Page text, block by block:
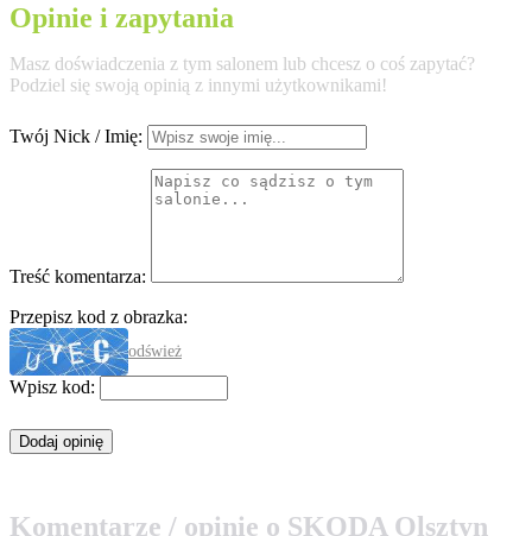
Opinie i zapytania
Masz doświadczenia z tym salonem lub chcesz o coś zapytać?
Podziel się swoją opinią z innymi użytkownikami!
Twój Nick / Imię:
Treść komentarza:
Przepisz kod z obrazka:
odśwież
Wpisz kod:
Komentarze / opinie o SKODA Olsztyn